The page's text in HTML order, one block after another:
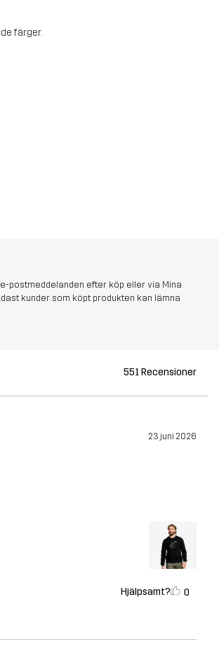
färger.
postmeddelanden efter köp eller via Mina
kunder som köpt produkten kan lämna
551 Recensioner
23 juni 2026
Hjälpsamt? 0